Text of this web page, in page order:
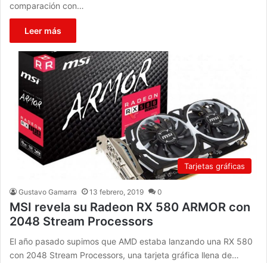
comparación con…
Leer más
Tarjetas gráficas
Gustavo Gamarra 13 febrero, 2019 0
MSI revela su Radeon RX 580 ARMOR con
2048 Stream Processors
El año pasado supimos que AMD estaba lanzando una RX 580
con 2048 Stream Processors, una tarjeta gráfica llena de…